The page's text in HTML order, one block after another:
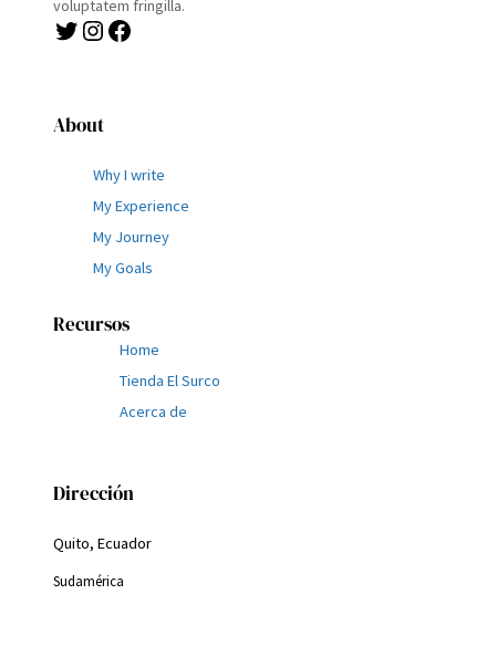
voluptatem fringilla.
Twitter Instagram Facebook
About
Why I write
My Experience
My Journey
My Goals
Recursos
Home
Tienda El Surco
Acerca de
Dirección
Quito, Ecuador
Sudamérica